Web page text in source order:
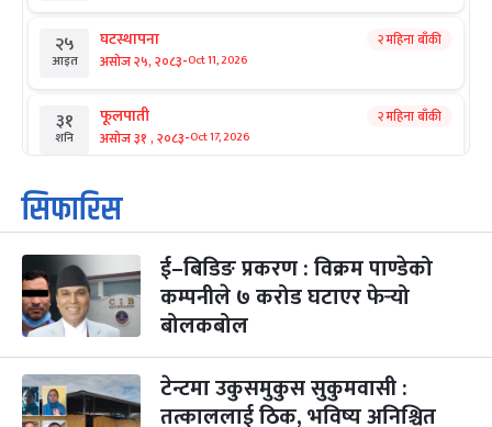
२५
आइत
घटस्थापना
असोज २५, २०८३-Oct 11, 2026
२ महिना बाँकी
३१
शनि
फूलपाती
असोज ३१ , २०८३-Oct 17, 2026
२ महिना बाँकी
१
आइत
कार्तिक सङ्क्रान्ति
कार्तिक १, २०८३
३
मंगल
महानवमी
कार्तिक ३, २०८३-Oct 20, 2026
२ महिना बाँकी
४
सिफारिस
ई–बिडिङ प्रकरण : विक्रम पाण्डेको
कम्पनीले ७ करोड घटाएर फेर्‍यो
बोलकबोल
टेन्टमा उकुसमुकुस सुकुमवासी :
तत्काललाई ठिक, भविष्य अनिश्चित